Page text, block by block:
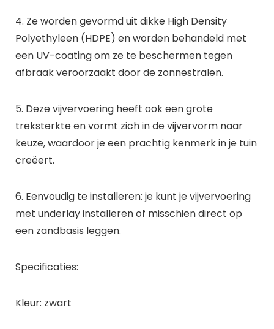
4. Ze worden gevormd uit dikke High Density
Polyethyleen (HDPE) en worden behandeld met
een UV-coating om ze te beschermen tegen
afbraak veroorzaakt door de zonnestralen.
5. Deze vijvervoering heeft ook een grote
treksterkte en vormt zich in de vijvervorm naar
keuze, waardoor je een prachtig kenmerk in je tuin
creëert.
6. Eenvoudig te installeren: je kunt je vijvervoering
met underlay installeren of misschien direct op
een zandbasis leggen.
Specificaties:
Kleur: zwart